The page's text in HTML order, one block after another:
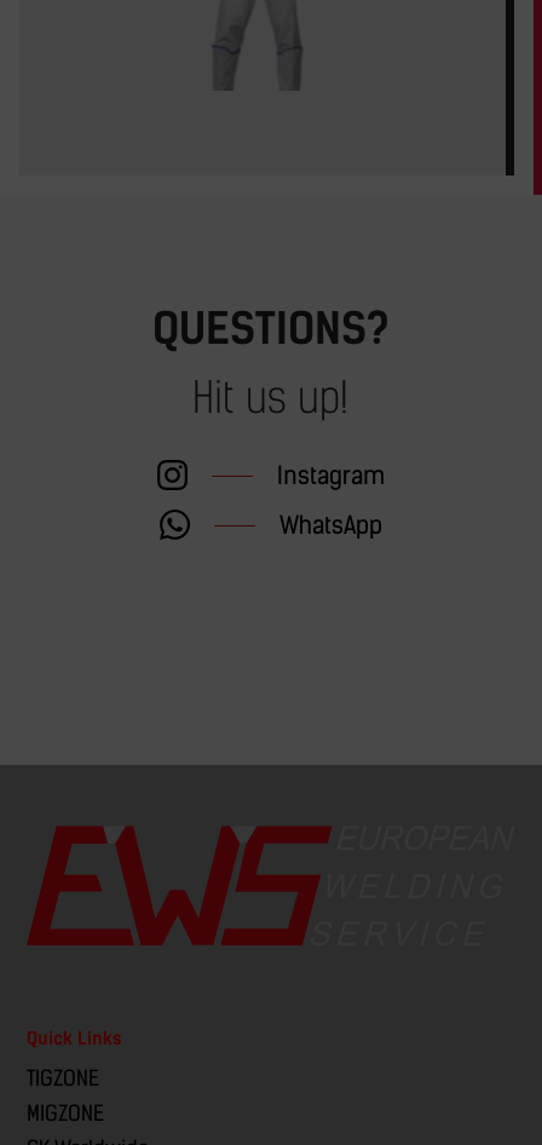
QUESTIONS?
Hit us up!
Instagram
WhatsApp
Quick Links
TIGZONE
MIGZONE